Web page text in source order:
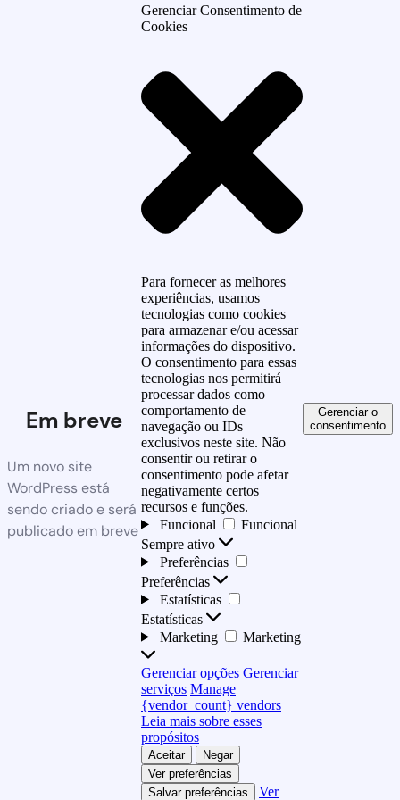
Em breve
Um novo site
WordPress está
sendo criado e será
publicado em breve
Gerenciar Consentimento de
Cookies
Para fornecer as melhores
experiências, usamos
tecnologias como cookies
para armazenar e/ou acessar
informações do dispositivo.
O consentimento para essas
tecnologias nos permitirá
processar dados como
comportamento de
navegação ou IDs
exclusivos neste site. Não
consentir ou retirar o
consentimento pode afetar
negativamente certos
recursos e funções.
Funcional
Funcional
Sempre ativo
Preferências
Preferências
Estatísticas
Estatísticas
Marketing
Marketing
Gerenciar opções Gerenciar
serviços Manage
{vendor_count} vendors
Leia mais sobre esses
propósitos
Aceitar
Negar
Ver preferências
Salvar preferências
Ver
Gerenciar o
consentimento